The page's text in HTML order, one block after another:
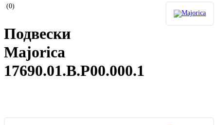
(0)
Подвески
Majorica
17690.01.B.P00.000.1